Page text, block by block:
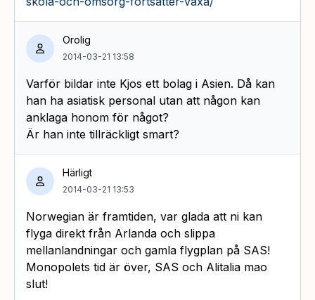
Orolig
2014-03-21 13:58
Varför bildar inte Kjos ett bolag i Asien. Då kan
han ha asiatisk personal utan att någon kan
anklaga honom för något?
Är han inte tillräckligt smart?
Härligt
2014-03-21 13:53
Norwegian är framtiden, var glada att ni kan
flyga direkt från Arlanda och slippa
mellanlandningar och gamla flygplan på SAS!
Monopolets tid är över, SAS och Alitalia mao
slut!